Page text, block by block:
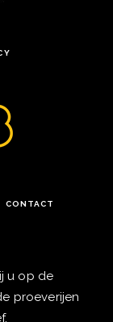
CONTACT
u op de
proeverijen